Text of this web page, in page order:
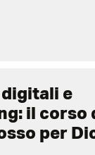
e
il corso
per